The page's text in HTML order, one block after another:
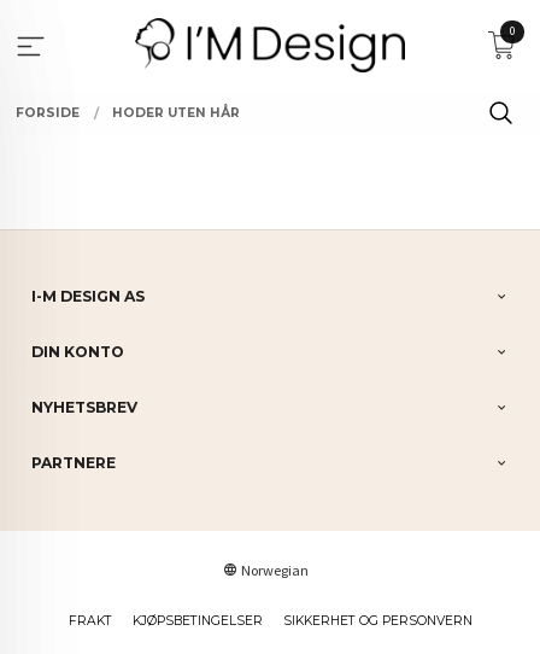
innholdet
0
FORSIDE HODER UTEN HÅR
I-M DESIGN AS
DIN KONTO
NYHETSBREV
PARTNERE
Norwegian
FRAKT KJØPSBETINGELSER SIKKERHET OG PERSONVERN